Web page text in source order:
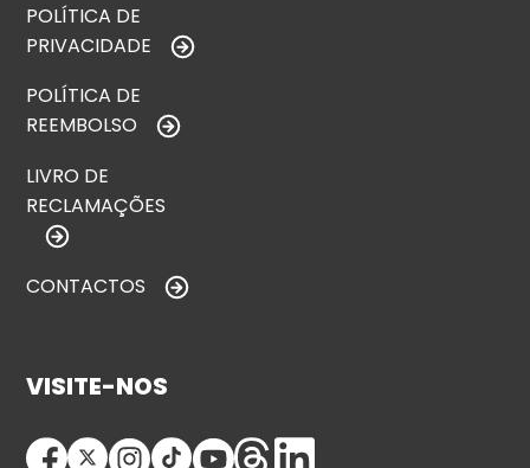
POLÍTICA DE
PRIVACIDADE
POLÍTICA DE
REEMBOLSO
LIVRO DE
RECLAMAÇÕES
CONTACTOS
VISITE-NOS